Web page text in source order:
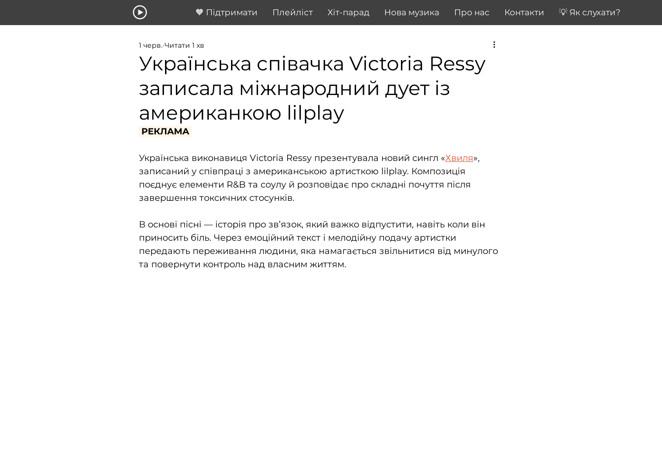
🧡 Підтримати Плейліст Хіт-парад Нова музика Про нас Контакти 💡 Як слухати?
Українська співачка Victoria Ressy
записала міжнародний дует із
американкою lilplay
1 черв. Читати 1 хв
РЕКЛАМА
Українська виконавиця Victoria Ressy презентувала новий сингл «Хвиля»,
записаний у співпраці з американською артисткою lilplay. Композиція
поєднує елементи R&B та соулу й розповідає про складні почуття після
завершення токсичних стосунків.
В основі пісні — історія про зв’язок, який важко відпустити, навіть коли він
приносить біль. Через емоційний текст і мелодійну подачу артистки
передають переживання людини, яка намагається звільнитися від минулого
та повернути контроль над власним життям.